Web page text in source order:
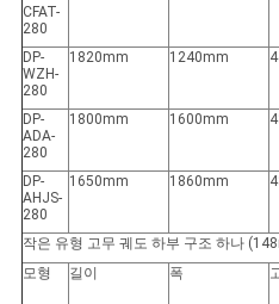
CFAT-
280
DP-
WZH-
280
1820mm 1240mm
DP-
ADA-
280
1800mm 1600mm
DP-
AHJS-
280
1650mm 1860mm
작은 유형 고무 궤도 하부 구조 하나
모형
길이 폭